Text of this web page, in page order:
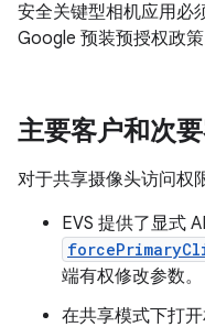
安全关键型相机应用必
Google 预装预授权政策
主要客户和次
对于共享摄像头访问权
EVS 提供了显式
端有权修改参数。
在共享模式下打